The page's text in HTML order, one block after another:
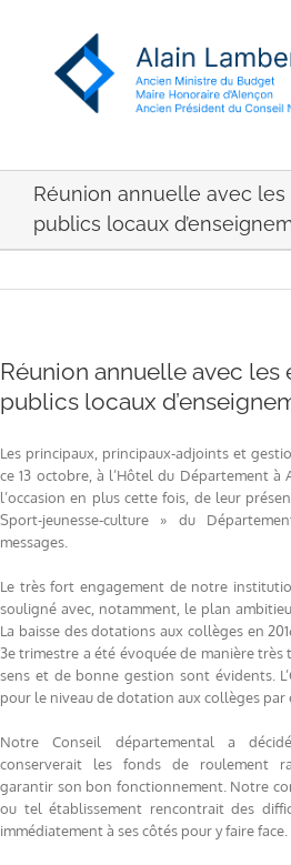
Réunion annuelle avec
publics locaux
Réunion annuelle avec les
publics locaux
Les principaux, principaux-adjoints et
ce 13 octobre, à l’Hôtel du Département à
l’occasion en plus cette fois, de leur
Sport-jeunesse-culture » du
messages.
Le très fort engagement de notre
souligné avec, notamment, le plan
La baisse des dotations aux collèges en
3e trimestre a été évoquée de manière
sens et de bonne gestion sont évidents.
pour le niveau de dotation aux collèges par
Notre Conseil départemental a
conserverait les fonds de roulement
garantir son bon fonctionnement. Notre
ou tel établissement rencontrait des
immédiatement à ses côtés pour y faire face.